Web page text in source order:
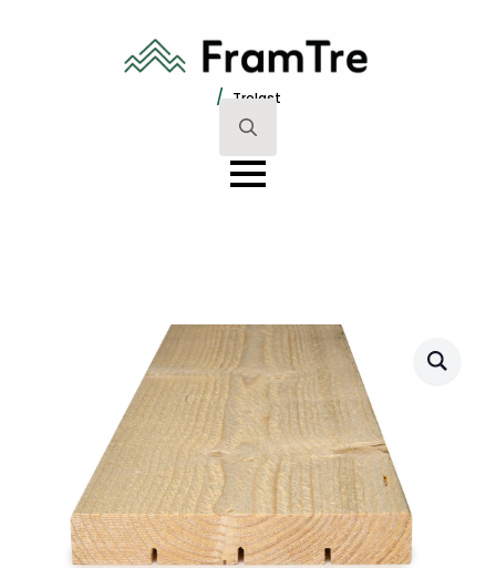
/ Trelast
Search
for: